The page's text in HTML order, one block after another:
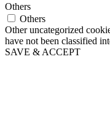
Others
Others
Other uncategorized
have not been classified
SAVE & ACCEPT